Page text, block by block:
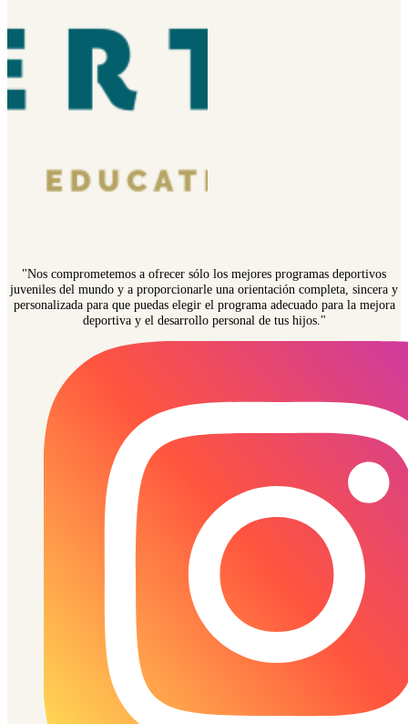
"Nos comprometemos a ofrecer sólo los mejores programas deportivos
juveniles del mundo y a proporcionarle una orientación completa, sincera y
personalizada para que puedas elegir el programa adecuado para la mejora
deportiva y el desarrollo personal de tus hijos."